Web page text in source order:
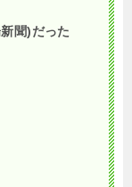
聞)だった